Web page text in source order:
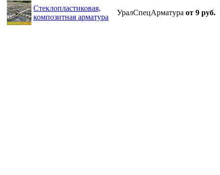
Cтеклопластиковая,
композитная арматура
УралСпецАрматура от 9 руб.